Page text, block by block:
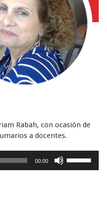
Rabah, con ocasión de
a docentes.
00:00